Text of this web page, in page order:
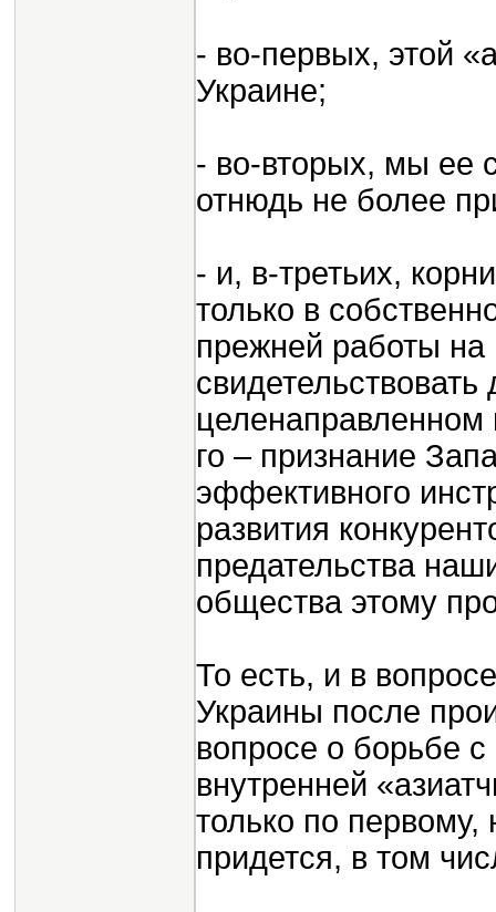
- во-первых, этой
Украине;
- во-вторых, мы ее
отнюдь не более
- и, в-третьих,
только в
прежней работы на
целенаправленном
го – признание
эффективного
развития
предательства
общества этому
То есть, и в
Украины после
вопросе о борьбе
внутренней
только по
придется, в том